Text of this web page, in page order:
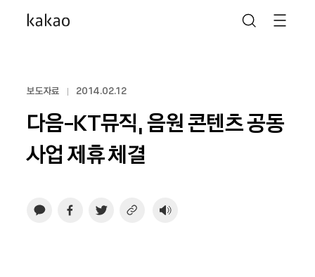
보도자료 2014.02.12
다음-KT뮤직, 음원 콘텐츠 공동
사업 제휴 체결